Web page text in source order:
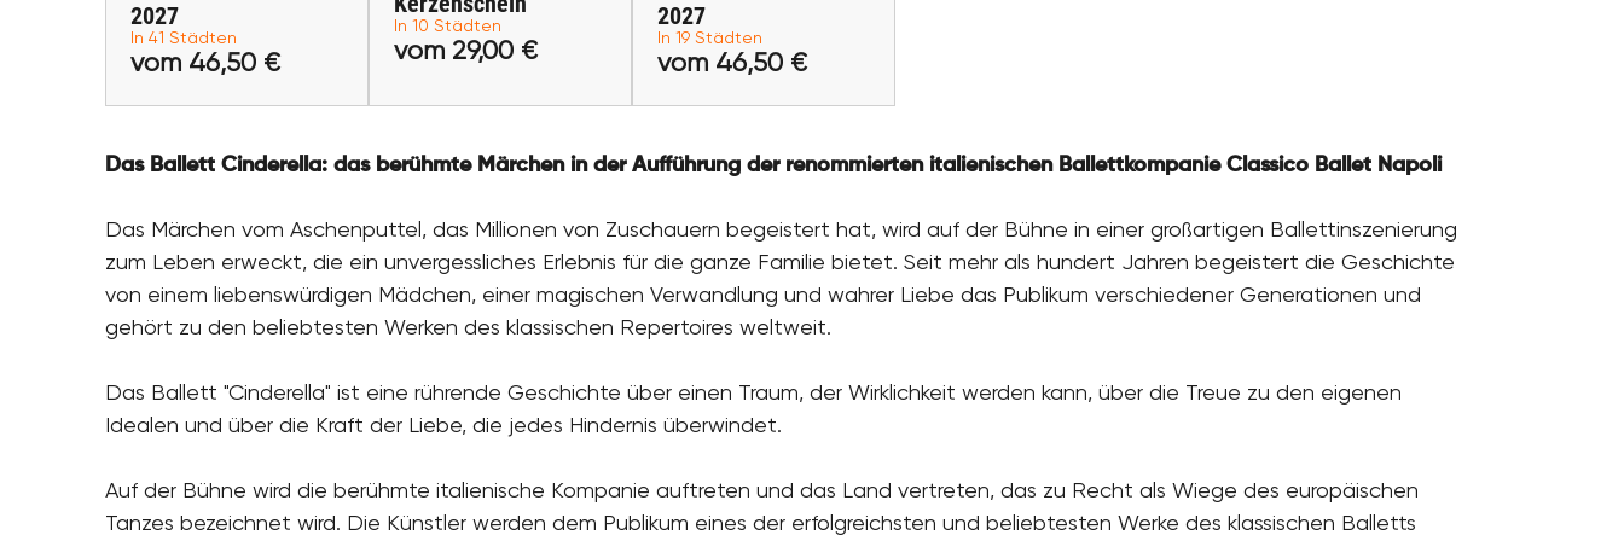
Straubing, Ulm, Heilbronn,
Mönchengladbach,
Würzburg, Speyer,
vom 46,50 €
Tickets kaufen
2027
In 41 Städten
vom 46,50 € Tickets kaufen
In 10 Städten
vom 29,00 € Tickets kaufen
2027
In 19 Städten
vom 46,50 €
Das Ballett Cinderella: das berühmte Märchen in der Aufführung der renommierten italienischen Ballettkompanie Classico Ballet Napoli
Das Märchen vom Aschenputtel, das Millionen von Zuschauern begeistert hat, wird auf der Bühne in einer großartigen Ballettinszenierung
zum Leben erweckt, die ein unvergessliches Erlebnis für die ganze Familie bietet. Seit mehr als hundert Jahren begeistert die Geschichte
von einem liebenswürdigen Mädchen, einer magischen Verwandlung und wahrer Liebe das Publikum verschiedener Generationen und
gehört zu den beliebtesten Werken des klassischen Repertoires weltweit.
Das Ballett "Cinderella" ist eine rührende Geschichte über einen Traum, der Wirklichkeit werden kann, über die Treue zu den eigenen
Idealen und über die Kraft der Liebe, die jedes Hindernis überwindet.
Auf der Bühne wird die berühmte italienische Kompanie auftreten und das Land vertreten, das zu Recht als Wiege des europäischen
Tanzes bezeichnet wird. Die Künstler werden dem Publikum eines der erfolgreichsten und beliebtesten Werke des klassischen Balletts